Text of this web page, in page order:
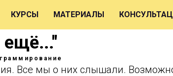
КУРСЫ МАТЕРИАЛЫ
ещё..."
Все мы о них слышали.